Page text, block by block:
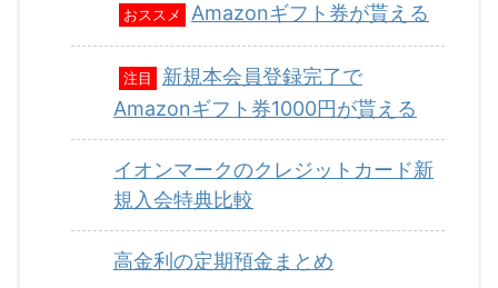
おススメ Amazonギフト券が貰える
注目
新規本会員登録完了で
Amazonギフト券1000円が貰える
イオンマークのクレジットカード新
規入会特典比較
高金利の定期預金まとめ